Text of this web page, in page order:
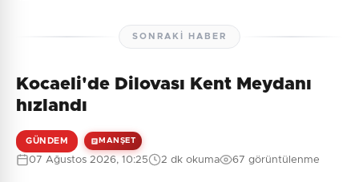
SONRAKI HABER
Kocaeli'de Dilovası Kent Meydanı
hızlandı
GÜNDEM MANŞET
07 Ağustos 2026, 10:25 2 dk okuma 67 görüntülenme